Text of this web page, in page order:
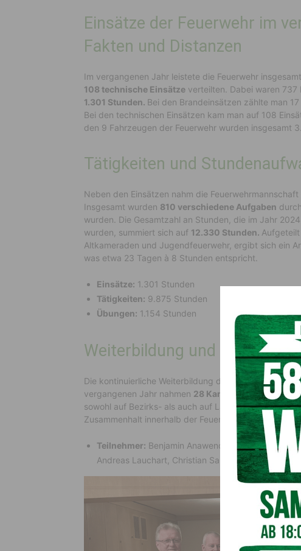
Einsätze der Feuerwehr im
Fakten und Distanzen
Im vergangenen Jahr leistete die Feuerwehr insgesamt
108 technische Einsätze verteilten. Dabei waren 737
1.301 Stunden. Bei den Brandeinsätzen zählte man
Bei den technischen Einsätzen kam man auf 108
den 9 Fahrzeugen der Feuerwehr wurden insgesamt
Tätigkeiten und
Neben den Einsätzen nahm die
Insgesamt wurden 810 verschiedene Aufgaben
wurden. Die Gesamtzahl an Stunden, die im Jahr
wurden, summiert sich auf 12.330 Stunden.
Altkameraden und Jugendfeuerwehr, ergibt sich ein
was etwa 23 Tagen à 8 Stunden entspricht.
Einsätze: 1.301 Stunden
Tätigkeiten: 9.875 Stunden
Übungen: 1.154 Stunden
Weiterbildung und
Die kontinuierliche Weiterbildung der
vergangenen Jahr nahmen 28 Kameradinnen und
sowohl auf Bezirks- als auch auf Landesebene. Dies
Zusammenhalt innerhalb der Feuerwehr.
Teilnehmer: Benjamin Anawender, Gerald
Andreas Lauchart, Christian Samonik, Stefan